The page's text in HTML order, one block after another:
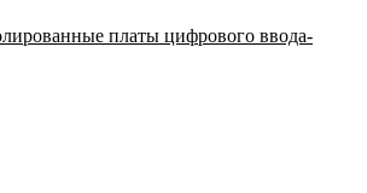
платы цифрового ввода-